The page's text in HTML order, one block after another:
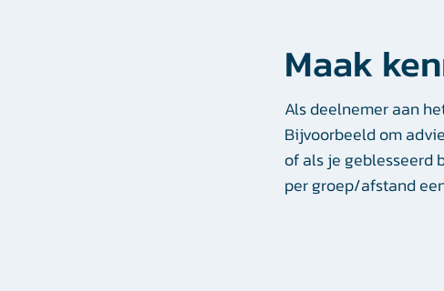
Maak
Als deelnemer aan
Bijvoorbeeld om
of als je geblesseerd
per groep/afstand